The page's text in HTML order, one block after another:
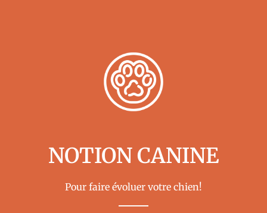
NOTION CANINE
Pour faire évoluer votre chien!